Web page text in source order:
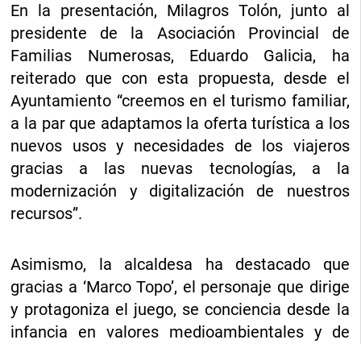
En la presentación, Milagros Tolón, junto al
presidente de la Asociación Provincial de
Familias Numerosas, Eduardo Galicia, ha
reiterado que con esta propuesta, desde el
Ayuntamiento “creemos en el turismo familiar,
a la par que adaptamos la oferta turística a los
nuevos usos y necesidades de los viajeros
gracias a las nuevas tecnologías, a la
modernización y digitalización de nuestros
recursos”.
Asimismo, la alcaldesa ha destacado que
gracias a ‘Marco Topo’, el personaje que dirige
y protagoniza el juego, se conciencia desde la
infancia en valores medioambientales y de